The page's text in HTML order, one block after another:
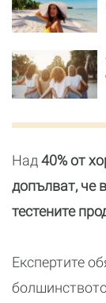
Над 40% от
допълват, че
тестените
Експертите